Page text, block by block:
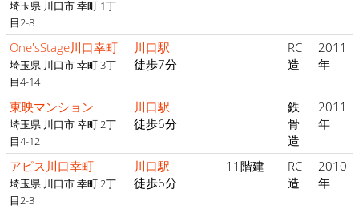
埼玉県 川口市 幸町 1丁
目2-8
One'sStage川口幸町
埼玉県 川口市 幸町 3丁
目4-14
川口駅
徒歩7分
RC
造
2011
年
東映マンション
埼玉県 川口市 幸町 2丁
目4-12
川口駅
徒歩6分
鉄
骨
造
2011
年
アピス川口幸町
埼玉県 川口市 幸町 2丁
目2-3
川口駅
徒歩6分
11階建
RC
造
2010
年